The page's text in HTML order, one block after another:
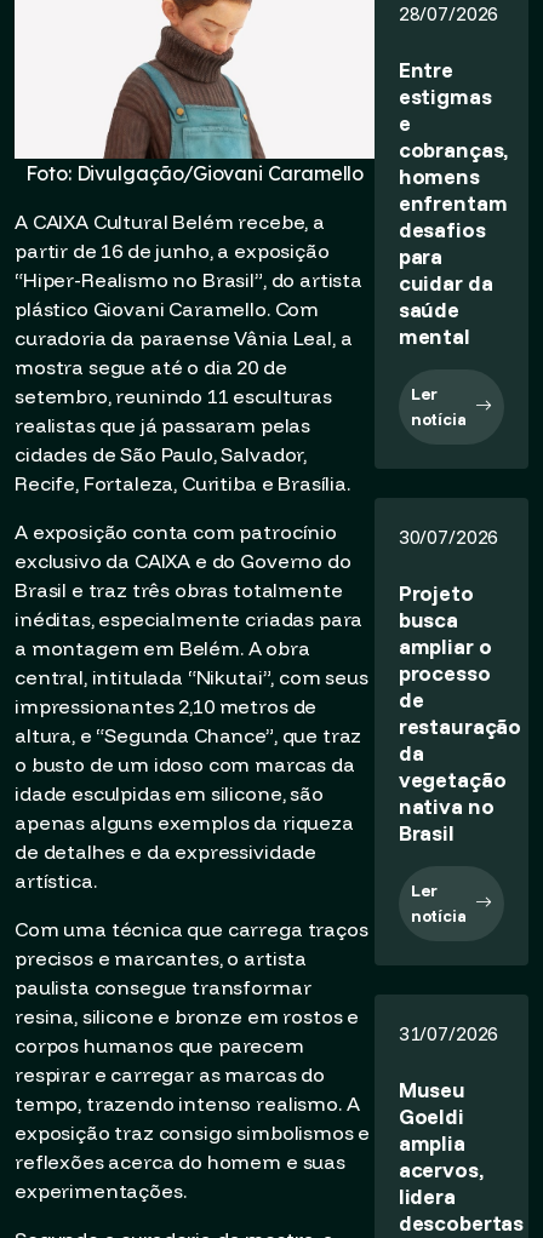
Foto: Divulgação/Giovani Caramello
A CAIXA Cultural Belém recebe, a
partir de 16 de junho, a exposição
“Hiper-Realismo no Brasil”, do artista
plástico Giovani Caramello. Com
curadoria da paraense Vânia Leal, a
mostra segue até o dia 20 de
setembro, reunindo 11 esculturas
realistas que já passaram pelas
cidades de São Paulo, Salvador,
Recife, Fortaleza, Curitiba e Brasília.
A exposição conta com patrocínio
exclusivo da CAIXA e do Governo do
Brasil e traz três obras totalmente
inéditas, especialmente criadas para
a montagem em Belém. A obra
central, intitulada “Nikutai”, com seus
impressionantes 2,10 metros de
altura, e “Segunda Chance”, que traz
o busto de um idoso com marcas da
idade esculpidas em silicone, são
apenas alguns exemplos da riqueza
de detalhes e da expressividade
artística.
Com uma técnica que carrega traços
precisos e marcantes, o artista
paulista consegue transformar
resina, silicone e bronze em rostos e
corpos humanos que parecem
respirar e carregar as marcas do
tempo, trazendo intenso realismo. A
exposição traz consigo simbolismos e
reflexões acerca do homem e suas
experimentações.
28/07/2026
Entre
estigmas
e
cobranças,
homens
enfrentam
desafios
para
cuidar da
saúde
mental
Ler
notícia
30/07/2026
Projeto
busca
ampliar o
processo
de
restauração
da
vegetação
nativa no
Brasil
Ler
notícia
31/07/2026
Museu
Goeldi
amplia
acervos,
lidera
descobertas